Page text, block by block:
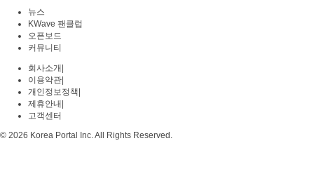
뉴스
KWave 팬클럽
오픈보드
커뮤니티
회사소개
이용약관
개인정보정책
제휴안내
고객센터
© 2026 Korea Portal Inc. All Rights Reserved.